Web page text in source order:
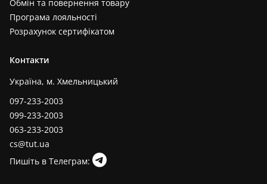
Обмін та повернення товару
Програма лояльності
Розрахунок сертифікатом
Контакти
Україна, м. Хмельницький
097-233-2003
099-233-2003
063-233-2003
cs@tut.ua
Пишіть в Телеграм: